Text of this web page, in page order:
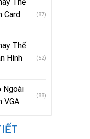
Thế
Card
(87)
Thế
Hình
(52)
Ngoài
VGA
(88)